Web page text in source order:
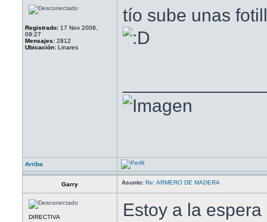
Registrado: 17 Nov 2008,
09:27
Mensajes: 2812
Ubicación: Linares
tío sube unas
Arriba
Garry Asunto: Re: ARMERO DE MADERA
DIRECTIVA
Estoy a la